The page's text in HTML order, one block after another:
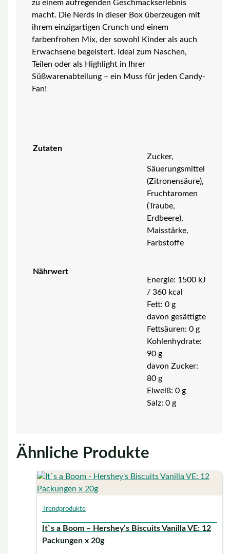
zu einem aufregenden Geschmackserlebnis
macht. Die Nerds in dieser Box überzeugen mit
ihrem einzigartigen Crunch und einem
farbenfrohen Mix, der sowohl Kinder als auch
Erwachsene begeistert. Ideal zum Naschen,
Teilen oder als Highlight in Ihrer
Süßwarenabteilung – ein Muss für jeden Candy-
Fan!
Zutaten
Zucker,
Säuerungsmittel
(Zitronensäure),
Fruchtaromen
(Traube,
Erdbeere),
Maisstärke,
Farbstoffe
Nährwert
Energie: 1500 kJ
/ 360 kcal
Fett: 0 g
davon gesättigte
Fettsäuren: 0 g
Kohlenhydrate:
90 g
davon Zucker:
80 g
Eiweiß: 0 g
Salz: 0 g
Ähnliche Produkte
Trendprodukte
It`s a Boom – Hershey’s Biscuits Vanilla VE: 12
Packungen x 20g